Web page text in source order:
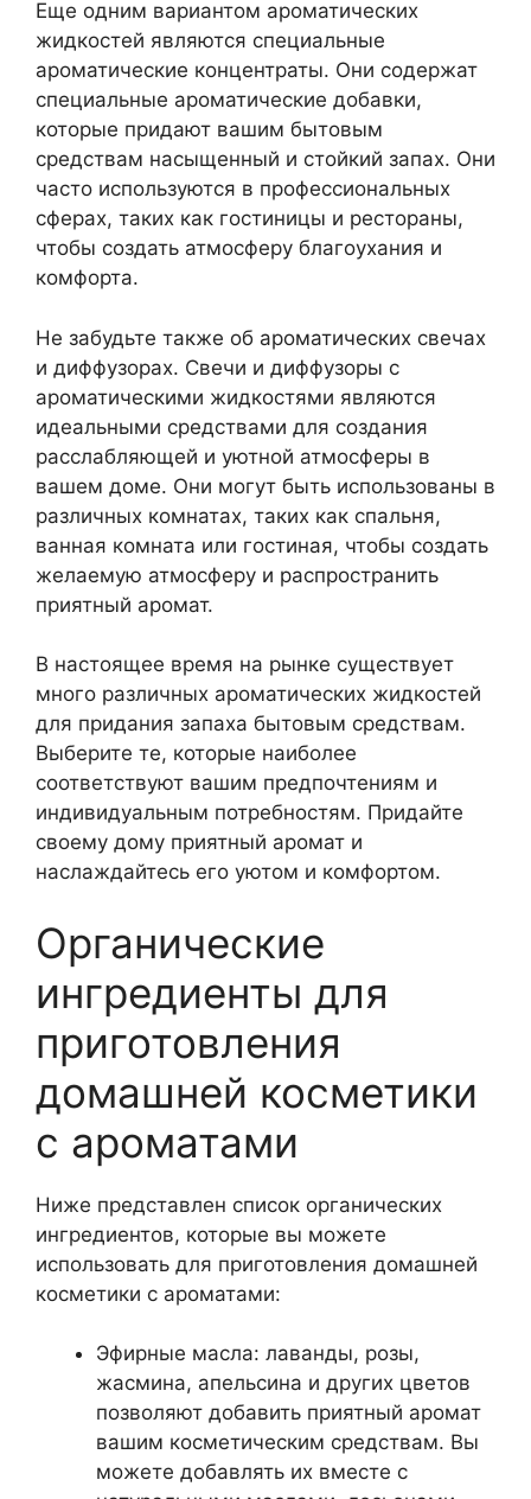
Еще одним вариантом ароматических
жидкостей являются специальные
ароматические концентраты. Они содержат
специальные ароматические добавки,
которые придают вашим бытовым
средствам насыщенный и стойкий запах. Они
часто используются в профессиональных
сферах, таких как гостиницы и рестораны,
чтобы создать атмосферу благоухания и
комфорта.
Не забудьте также об ароматических свечах
и диффузорах. Свечи и диффузоры с
ароматическими жидкостями являются
идеальными средствами для создания
расслабляющей и уютной атмосферы в
вашем доме. Они могут быть использованы в
различных комнатах, таких как спальня,
ванная комната или гостиная, чтобы создать
желаемую атмосферу и распространить
приятный аромат.
В настоящее время на рынке существует
много различных ароматических жидкостей
для придания запаха бытовым средствам.
Выберите те, которые наиболее
соответствуют вашим предпочтениям и
индивидуальным потребностям. Придайте
своему дому приятный аромат и
наслаждайтесь его уютом и комфортом.
Органические
ингредиенты для
приготовления
домашней косметики
с ароматами
Ниже представлен список органических
ингредиентов, которые вы можете
использовать для приготовления домашней
косметики с ароматами:
Эфирные масла: лаванды, розы,
жасмина, апельсина и других цветов
позволяют добавить приятный аромат
вашим косметическим средствам. Вы
можете добавлять их вместе с